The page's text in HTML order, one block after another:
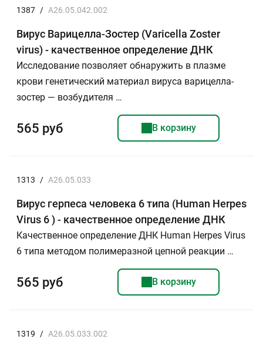
1387 / A26.05.042.002
Вирус Варицелла-Зостер (Varicella Zoster
virus) - качественное определение ДНК
Исследование позволяет обнаружить в плазме
крови генетический материал вируса варицелла-
зостер — возбудителя …
565 руб В корзину
1313 / A26.05.033
Вирус герпеса человека 6 типа (Human Herpes
Virus 6 ) - качественное определение ДНК
Качественное определение ДНК Human Herpes Virus
6 типа методом полимеразной цепной реакции …
565 руб В корзину
1319 / A26.05.033.002